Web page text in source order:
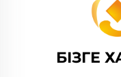
БІЗГЕ